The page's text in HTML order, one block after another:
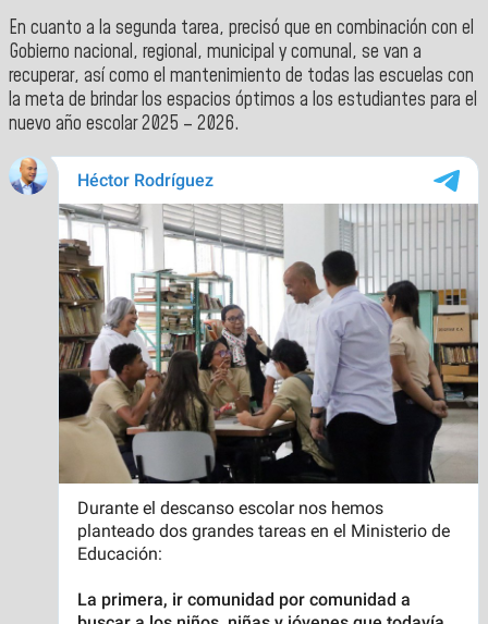
En cuanto a la segunda tarea, precisó que en combinación con el
Gobierno nacional, regional, municipal y comunal, se van a
recuperar, así como el mantenimiento de todas las escuelas con
la meta de brindar los espacios óptimos a los estudiantes para el
nuevo año escolar 2025 – 2026.